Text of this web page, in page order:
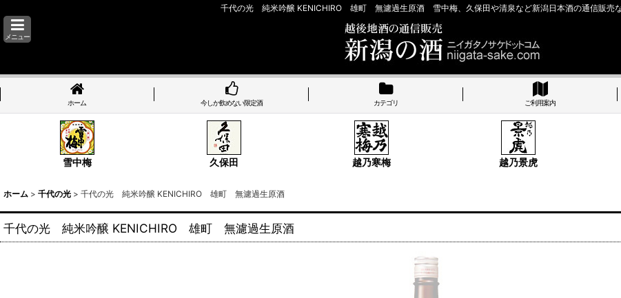
千代の光 純米吟醸 KENICHIRO 雄町 無濾過生原酒 雪中梅、久保田や清泉など新潟日本酒の通信販売
メニュー
ホーム 今しか飲めない限定酒 カテゴリ ご利用案内
雪中梅 久保田 越乃寒梅 越乃景虎
ホーム > 千代の光 > 千代の光 純米吟醸 KENICHIRO 雄町 無濾過生原酒
千代の光 純米吟醸 KENICHIRO 雄町 無濾過生原酒